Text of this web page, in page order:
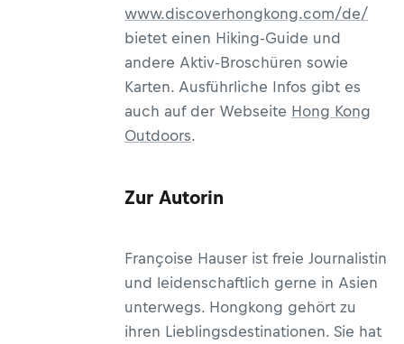
www.discoverhongkong.com/de/
bietet einen Hiking-Guide und
andere Aktiv-Broschüren sowie
Karten. Ausführliche Infos gibt es
auch auf der Webseite Hong Kong
Outdoors.
Zur Autorin
Françoise Hauser ist freie Journalistin
und leidenschaftlich gerne in Asien
unterwegs. Hongkong gehört zu
ihren Lieblingsdestinationen. Sie hat